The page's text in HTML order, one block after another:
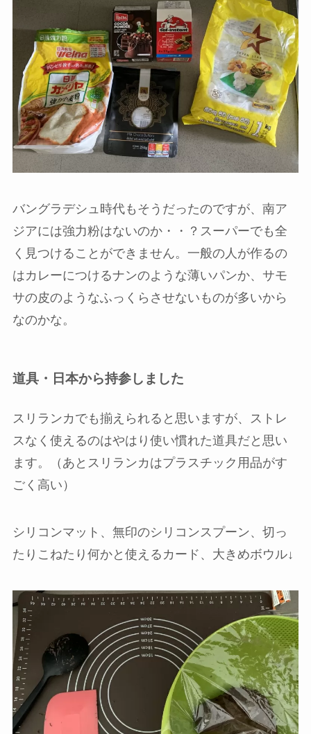
バングラデシュ時代もそうだったのですが、南ア
ジアには強力粉はないのか・・？スーパーでも全
く見つけることができません。一般の人が作るの
はカレーにつけるナンのような薄いパンか、サモ
サの皮のようなふっくらさせないものが多いから
なのかな。
道具・日本から持参しました
スリランカでも揃えられると思いますが、ストレ
スなく使えるのはやはり使い慣れた道具だと思い
ます。（あとスリランカはプラスチック用品がす
ごく高い）
シリコンマット、無印のシリコンスプーン、切っ
たりこねたり何かと使えるカード、大きめボウル↓